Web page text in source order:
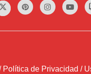
Política de Privacidad /